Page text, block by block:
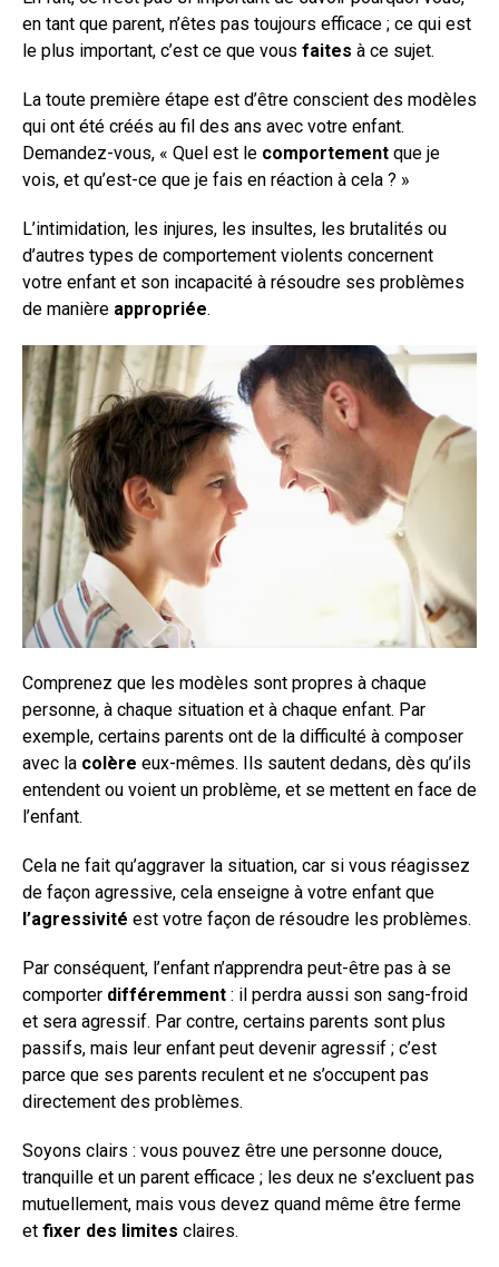
en tant que parent, n’êtes pas toujours efficace ; ce qui est
le plus important, c’est ce que vous faites à ce sujet.
La toute première étape est d’être conscient des modèles
qui ont été créés au fil des ans avec votre enfant.
Demandez-vous, « Quel est le comportement que je
vois, et qu’est-ce que je fais en réaction à cela ? »
L’intimidation, les injures, les insultes, les brutalités ou
d’autres types de comportement violents concernent
votre enfant et son incapacité à résoudre ses problèmes
de manière appropriée.
Comprenez que les modèles sont propres à chaque
personne, à chaque situation et à chaque enfant. Par
exemple, certains parents ont de la difficulté à composer
avec la colère eux-mêmes. Ils sautent dedans, dès qu’ils
entendent ou voient un problème, et se mettent en face de
l’enfant.
Cela ne fait qu’aggraver la situation, car si vous réagissez
de façon agressive, cela enseigne à votre enfant que
l’agressivité est votre façon de résoudre les problèmes.
Par conséquent, l’enfant n’apprendra peut-être pas à se
comporter différemment : il perdra aussi son sang-froid
et sera agressif. Par contre, certains parents sont plus
passifs, mais leur enfant peut devenir agressif ; c’est
parce que ses parents reculent et ne s’occupent pas
directement des problèmes.
Soyons clairs : vous pouvez être une personne douce,
tranquille et un parent efficace ; les deux ne s’excluent pas
mutuellement, mais vous devez quand même être ferme
et fixer des limites claires.